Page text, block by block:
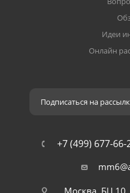
Идеи
Онлайн
Подписаться на
+7 (499) 677-66-
Москва, БЦ 10,